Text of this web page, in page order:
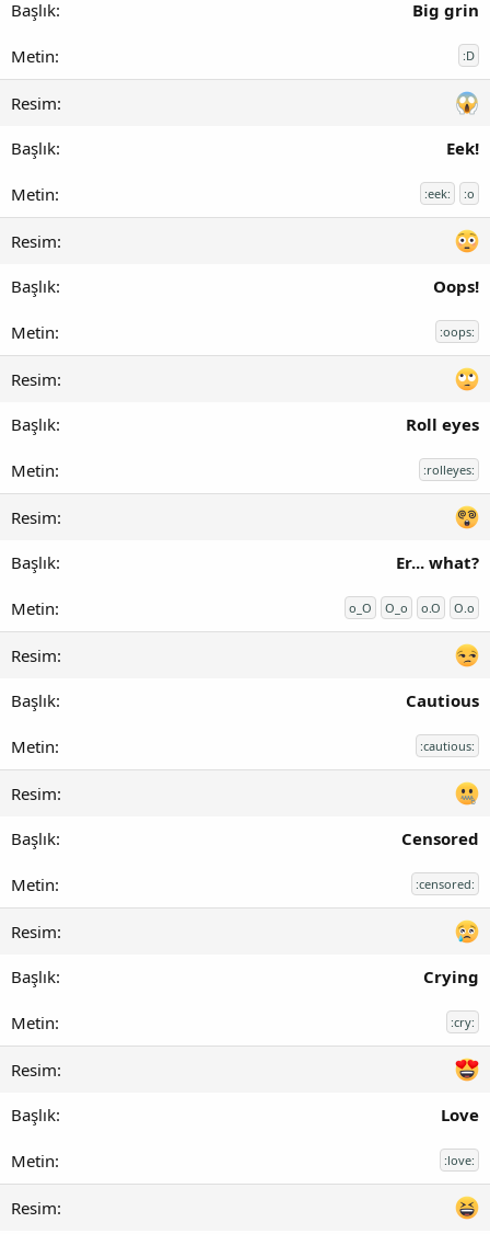
Big grin
:D
Eek!
:eek: :o
Oops!
:oops:
Roll eyes
:rolleyes:
Er... what?
o_O O_o o.O O.o
Cautious
:cautious:
Censored
:censored:
Crying
:cry:
Love
:love: